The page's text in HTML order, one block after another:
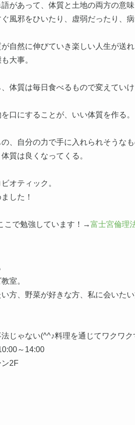
があって、体質と土地の両方の意
風邪をひいたり、虚弱だったり、
自然に伸びていき楽しい人生が送
大事。
体質は毎日食べるもので変えていけ
口にすることが、いい体質を作る。
、自分の力で手に入れられそうな
質は良くなってくる。
オティック。
した！
こで勉強しています！→富士宮倫理
室。
方、野菜が好きな方、私に会いたい
じゃない(^^♪料理を通じてワクワ
～14:00
2F